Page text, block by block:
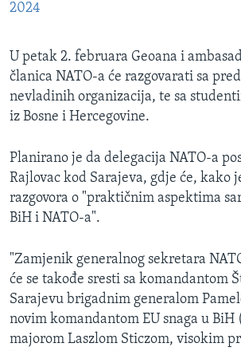
2024
U petak 2. februara Geoana i
članica NATO-a će razgovarati sa
nevladinih organizacija, te sa
iz Bosne i Hercegovine.
Planirano je da delegacija NATO-a
Rajlovac kod Sarajeva, gdje će, kako
razgovora o "praktičnim aspektima
BiH i NATO-a".
"Zamjenik generalnog sekretara
će se takođe sresti sa komandantom
Sarajevu brigadnim generalom
novim komandantom EU snaga u BiH
majorom Laszlom Sticzom, visokim